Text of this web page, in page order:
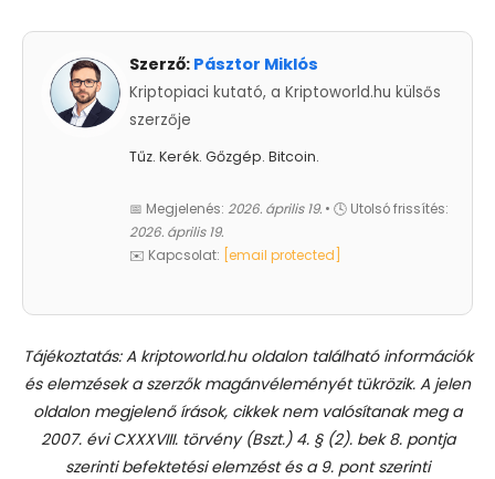
Szerző: Pásztor Miklós
Kriptopiaci kutató, a Kriptoworld.hu külsős
szerzője
Tűz. Kerék. Gőzgép. Bitcoin.
📅 Megjelenés: 2026. április 19. • 🕓 Utolsó frissítés:
2026. április 19.
✉️ Kapcsolat:
[email protected]
Tájékoztatás: A kriptoworld.hu oldalon található információk
és elemzések a szerzők magánvéleményét tükrözik. A jelen
oldalon megjelenő írások, cikkek nem valósítanak meg a
2007. évi CXXXVIII. törvény (Bszt.) 4. § (2). bek 8. pontja
szerinti befektetési elemzést és a 9. pont szerinti